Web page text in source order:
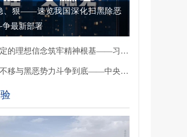
、狠——速览我国深化扫黑除恶
争最新部署
以坚定的理想信念筑牢精神根基——习近平党建思想理论品格系列述评之一
坚定不移与黑恶势力斗争到底——中央政法委负责同志就开展深化扫黑除恶专项斗争有关问题答记者问